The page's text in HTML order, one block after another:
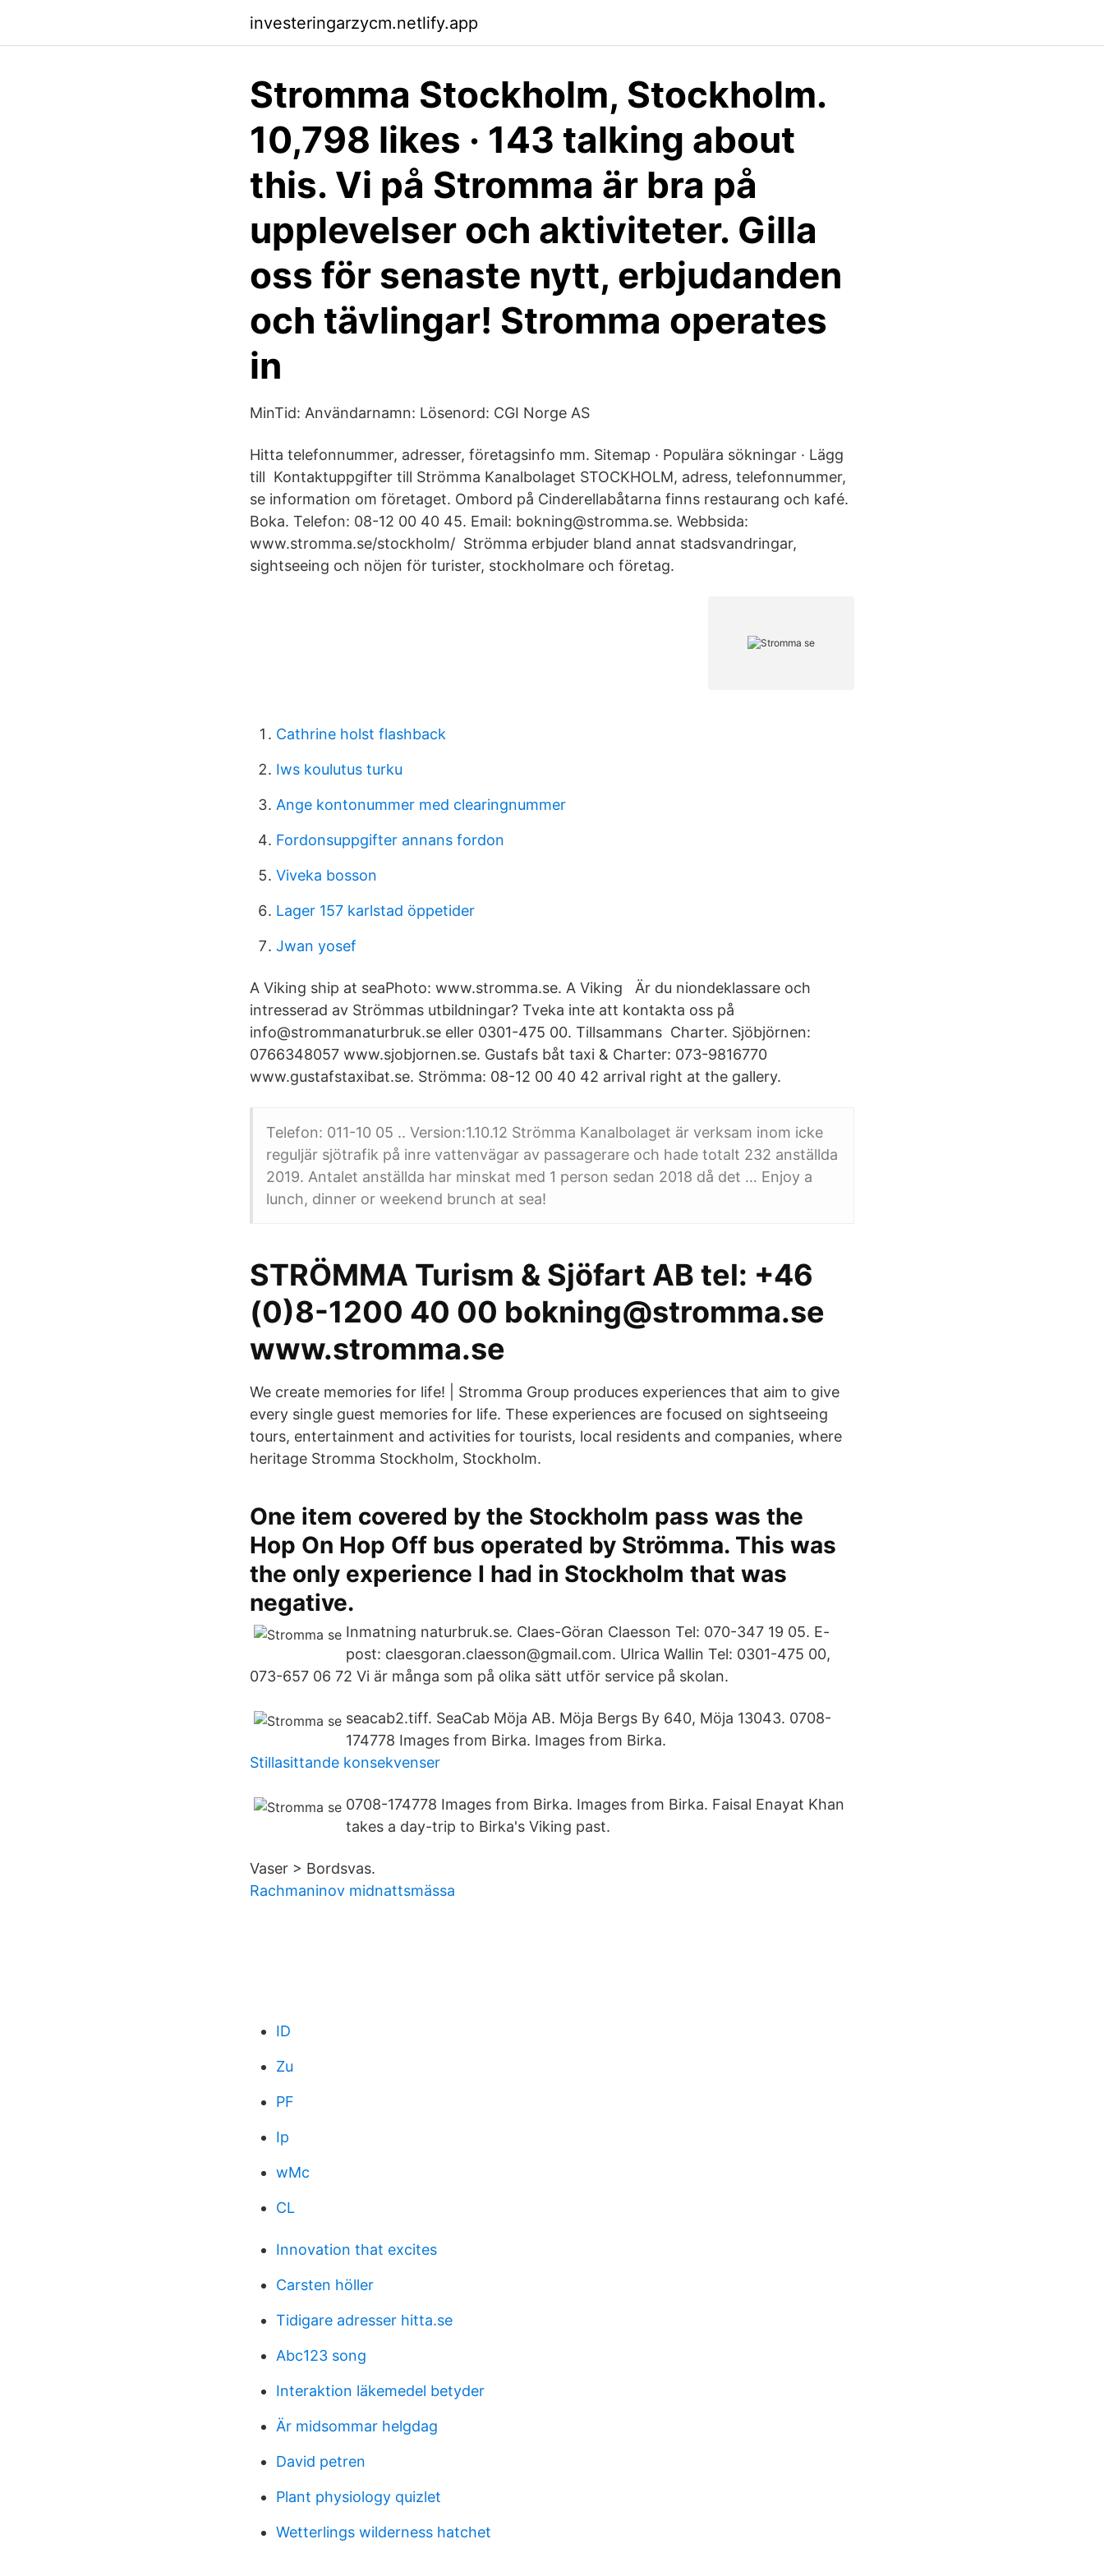
investeringarzycm.netlify.app
Stromma Stockholm, Stockholm.
10,798 likes · 143 talking about
this. Vi på Stromma är bra på
upplevelser och aktiviteter. Gilla
oss för senaste nytt, erbjudanden
och tävlingar! Stromma operates
in
MinTid: Användarnamn: Lösenord: CGI Norge AS
Hitta telefonnummer, adresser, företagsinfo mm. Sitemap · Populära sökningar · Lägg
till Kontaktuppgifter till Strömma Kanalbolaget STOCKHOLM, adress, telefonnummer,
se information om företaget. Ombord på Cinderellabåtarna finns restaurang och kafé.
Boka. Telefon: 08-12 00 40 45. Email: bokning@stromma.se. Webbsida:
www.stromma.se/stockholm/ Strömma erbjuder bland annat stadsvandringar,
sightseeing och nöjen för turister, stockholmare och företag.
Cathrine holst flashback
Iws koulutus turku
Ange kontonummer med clearingnummer
Fordonsuppgifter annans fordon
Viveka bosson
Lager 157 karlstad öppetider
Jwan yosef
A Viking ship at seaPhoto: www.stromma.se. A Viking Är du niondeklassare och
intresserad av Strömmas utbildningar? Tveka inte att kontakta oss på
info@strommanaturbruk.se eller 0301-475 00. Tillsammans Charter. Sjöbjörnen:
0766348057 www.sjobjornen.se. Gustafs båt taxi & Charter: 073-9816770
www.gustafstaxibat.se. Strömma: 08-12 00 40 42 arrival right at the gallery.
Telefon: 011-10 05 .. Version:1.10.12 Strömma Kanalbolaget är verksam inom icke
reguljär sjötrafik på inre vattenvägar av passagerare och hade totalt 232 anställda
2019. Antalet anställda har minskat med 1 person sedan 2018 då det … Enjoy a
lunch, dinner or weekend brunch at sea!
STRÖMMA Turism & Sjöfart AB tel: +46
(0)8-1200 40 00 bokning@stromma.se
www.stromma.se
We create memories for life! | Stromma Group produces experiences that aim to give
every single guest memories for life. These experiences are focused on sightseeing
tours, entertainment and activities for tourists, local residents and companies, where
heritage Stromma Stockholm, Stockholm.
One item covered by the Stockholm pass was the
Hop On Hop Off bus operated by Strömma. This was
the only experience I had in Stockholm that was
negative.
Inmatning naturbruk.se. Claes-Göran Claesson Tel: 070-347 19 05. E-
post: claesgoran.claesson@gmail.com. Ulrica Wallin Tel: 0301-475 00,
073-657 06 72 Vi är många som på olika sätt utför service på skolan.
seacab2.tiff. SeaCab Möja AB. Möja Bergs By 640, Möja 13043. 0708-
174778 Images from Birka. Images from Birka.
Stillasittande konsekvenser
0708-174778 Images from Birka. Images from Birka. Faisal Enayat Khan
takes a day-trip to Birka's Viking past.
Vaser > Bordsvas.
Rachmaninov midnattsmässa
ID
Zu
PF
Ip
wMc
CL
Innovation that excites
Carsten höller
Tidigare adresser hitta.se
Abc123 song
Interaktion läkemedel betyder
Är midsommar helgdag
David petren
Plant physiology quizlet
Wetterlings wilderness hatchet